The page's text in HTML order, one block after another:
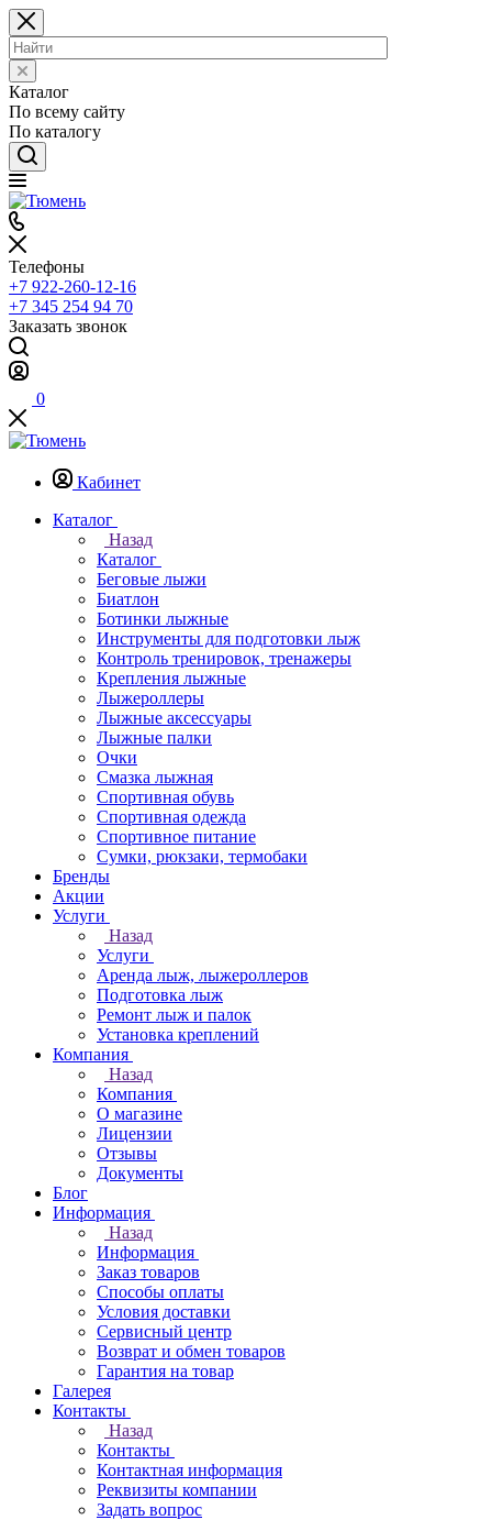
Каталог
По всему сайту
По каталогу
Телефоны
+7 922-260-12-16
+7 345 254 94 70
Заказать звонок
0
Кабинет
Каталог
Назад
Каталог
Беговые лыжи
Биатлон
Ботинки лыжные
Инструменты для подготовки лыж
Контроль тренировок, тренажеры
Крепления лыжные
Лыжероллеры
Лыжные аксессуары
Лыжные палки
Очки
Смазка лыжная
Спортивная обувь
Спортивная одежда
Спортивное питание
Сумки, рюкзаки, термобаки
Бренды
Акции
Услуги
Назад
Услуги
Аренда лыж, лыжероллеров
Подготовка лыж
Ремонт лыж и палок
Установка креплений
Компания
Назад
Компания
О магазине
Лицензии
Отзывы
Документы
Блог
Информация
Назад
Информация
Заказ товаров
Способы оплаты
Условия доставки
Сервисный центр
Возврат и обмен товаров
Гарантия на товар
Галерея
Контакты
Назад
Контакты
Контактная информация
Реквизиты компании
Задать вопрос